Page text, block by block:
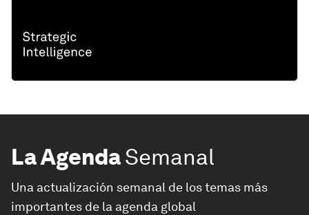
La AgendaSemanal
Una actualización semanal de los temas más
importantes de la agenda global